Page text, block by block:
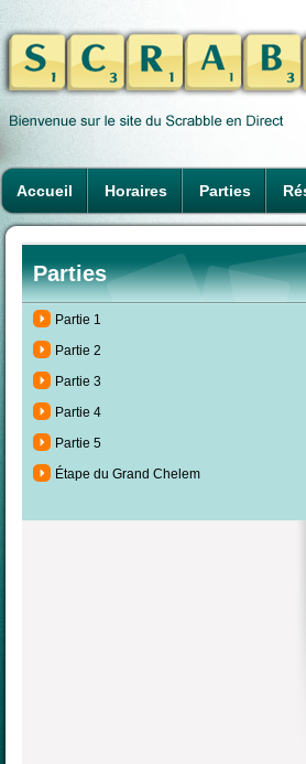
Accueil Horaires Parties
Parties
Partie 1
Partie 2
Partie 3
Partie 4
Partie 5
Étape du Grand Chelem